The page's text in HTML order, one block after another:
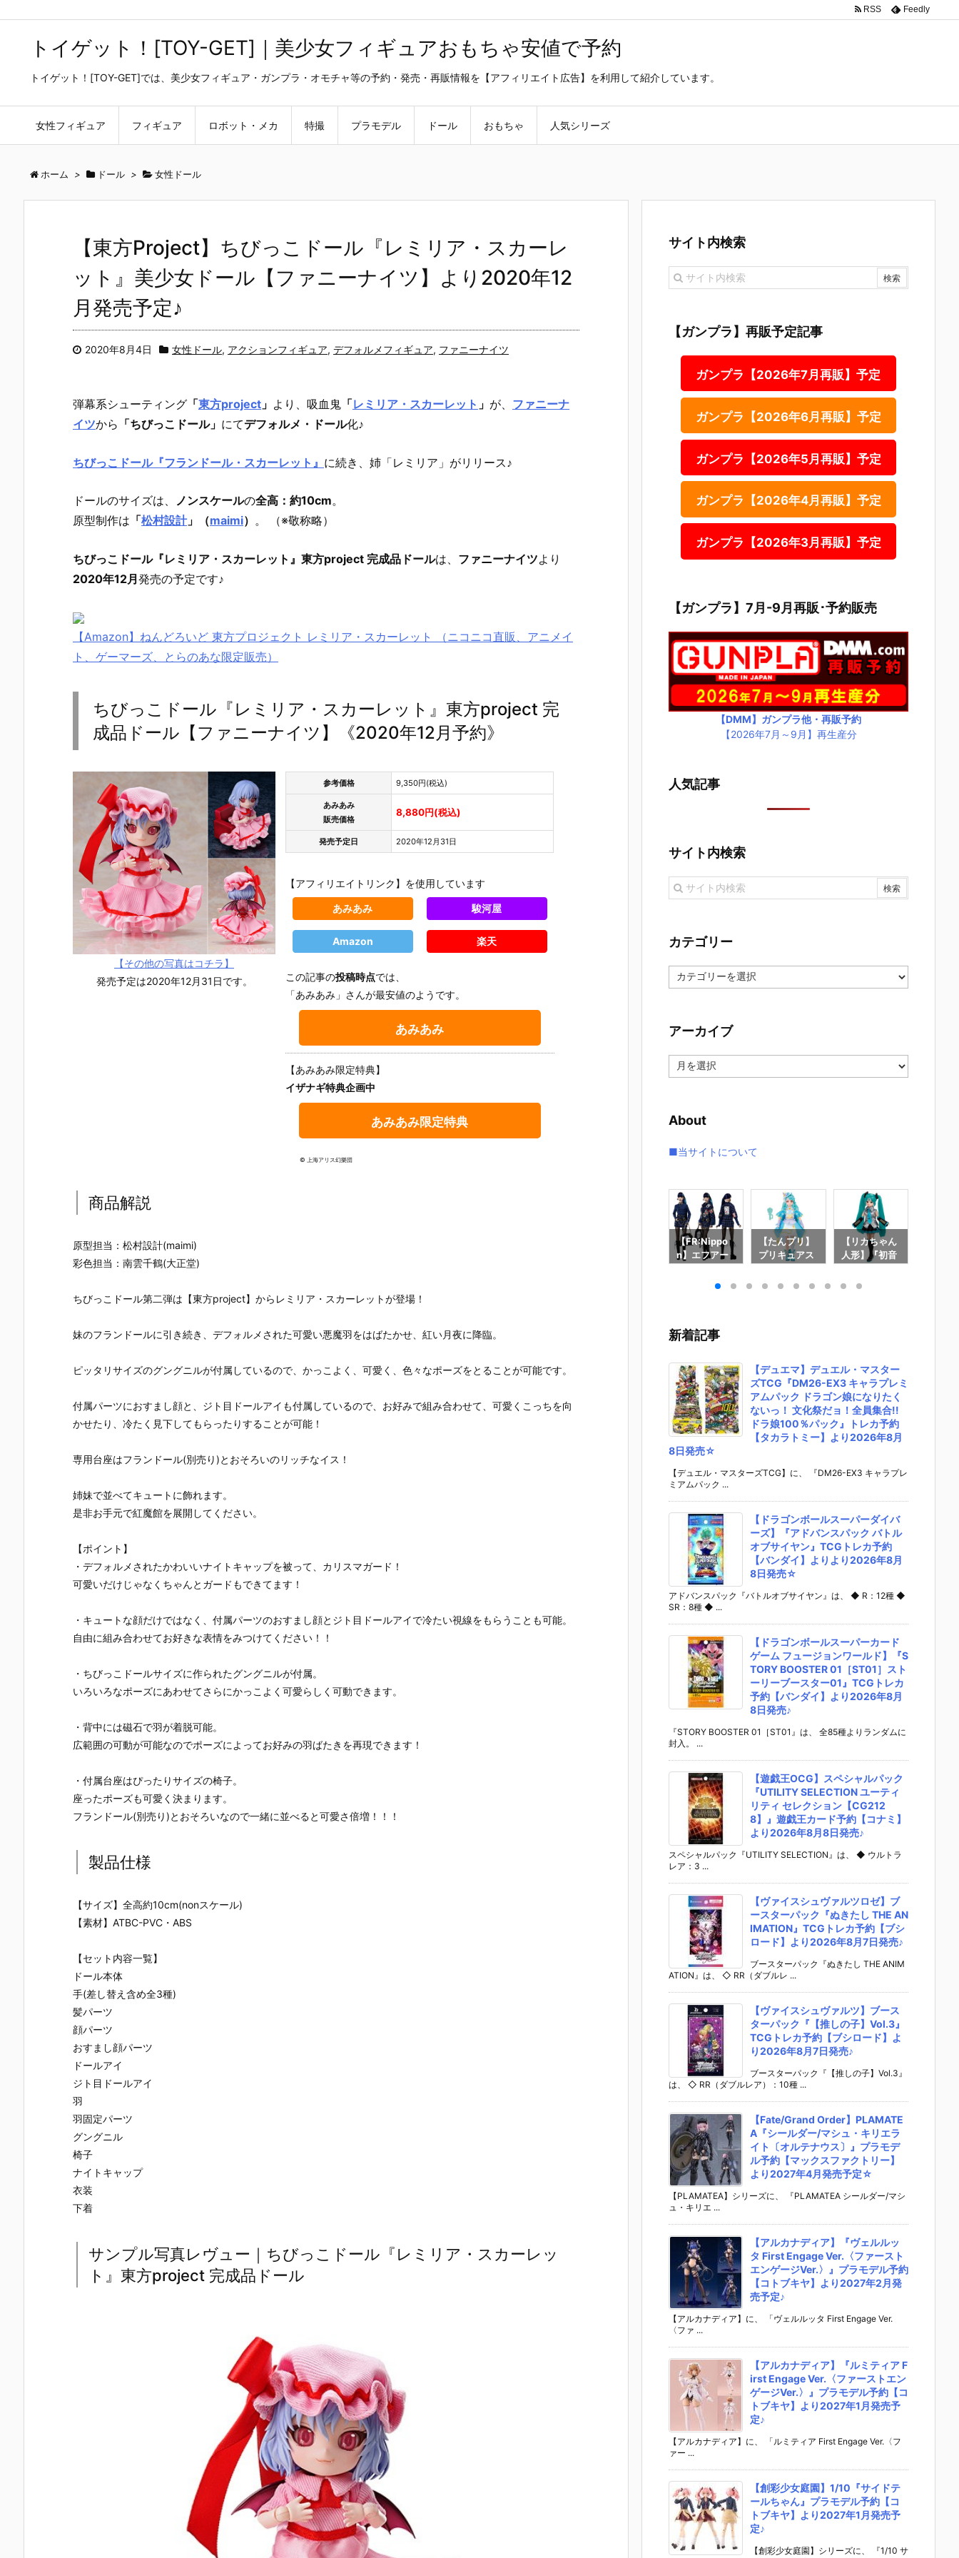
トイゲット！[TOY-GET]｜美少女フィギュアおもちゃ安値で予約
トイゲット！[TOY-GET]では、美少女フィギュア・ガンプラ・オモチャ等の予約・発売・再販情報を【アフィリエイト広告】を利用して紹介しています。
女性フィギュア フィギュア ロボット・メカ 特撮 プラモデル ドール おもちゃ 人気シリーズ
RSS Feedly
ホーム > ドール > 女性ドール
【東方Project】ちびっこドール『レミリア・スカーレ
ット』美少女ドール【ファニーナイツ】より2020年12
月発売予定♪
2020年8月4日 女性ドール, アクションフィギュア, デフォルメフィギュア, ファニーナイツ
弾幕系シューティング 「東方project 」 より、 吸血鬼 「レミリア・スカーレット 」 が、 ファニーナ
イツから 「ちびっこドール」 にてデフォルメ・ドール化♪
ちびっこドール『フランドール・スカーレット』 に続き、姉「レミリア」がリリース♪
ドールのサイズは、 ノンスケールの全高：約10cm。
原型制作は 「松村設計」（maimi） 。 （※敬称略）
ちびっこドール『レミリア・スカーレット』東方project 完成品ドールは、 ファニーナイツより
2020年12月発売の予定です♪
【Amazon】ねんどろいど 東方プロジェクト レミリア・スカーレット （ニコニコ直販、アニメイ
ト、ゲーマーズ、とらのあな限定販売）
ちびっこドール『レミリア・スカーレット』東方project 完
成品ドール【ファニーナイツ】《2020年12月予約》
【その他の写真はコチラ】
発売予定は2020年12月31日です。
参考価格 9,350円(税込)
あみあみ
販売価格
8,880円(税込)
発売予定日 2020年12月31日
【アフィリエイトリンク】を使用しています
あみあみ 駿河屋
Amazon 楽天
この記事の投稿時点では、
「あみあみ」さんが最安値のようです。
あみあみ
【あみあみ限定特典】
イザナギ特典企画中
あみあみ限定特典
© 上海アリス幻樂団
商品解説
原型担当：松村設計(maimi)
彩色担当：南雲千鶴(大正堂)
ちびっこドール第二弾は【東方project】からレミリア・スカーレットが登場！
妹のフランドールに引き続き、デフォルメされた可愛い悪魔羽をはばたかせ、紅い月夜に降臨。
ピッタリサイズのグングニルが付属しているので、かっこよく、可愛く、色々なポーズをとることが可能です。
付属パーツにおすまし顔と、ジト目ドールアイも付属しているので、お好みで組み合わせて、可愛くこっちを向
かせたり、冷たく見下してもらったりすることが可能！
専用台座はフランドール(別売り)とおそろいのリッチなイス！
姉妹で並べてキュートに飾れます。
是非お手元で紅魔館を展開してください。
【ポイント】
・デフォルメされたかわいいナイトキャップを被って、カリスマガード！
可愛いだけじゃなくちゃんとガードもできてます！
・キュートな顔だけではなく、付属パーツのおすまし顔とジト目ドールアイで冷たい視線をもらうことも可能。
自由に組み合わせてお好きな表情をみつけてください！！
・ちびっこドールサイズに作られたグングニルが付属。
いろいろなポーズにあわせてさらにかっこよく可愛らしく可動できます。
・背中には磁石で羽が着脱可能。
広範囲の可動が可能なのでポーズによってお好みの羽ばたきを再現できます！
・付属台座はぴったりサイズの椅子。
座ったポーズも可愛く決まります。
フランドール(別売り)とおそろいなので一緒に並べると可愛さ倍増！！！
製品仕様
【サイズ】全高約10cm(nonスケール)
【素材】ATBC-PVC・ABS
【セット内容一覧】
ドール本体
手(差し替え含め全3種)
髪パーツ
顔パーツ
おすまし顔パーツ
ドールアイ
ジト目ドールアイ
羽
羽固定パーツ
グングニル
椅子
ナイトキャップ
衣装
下着
サンプル写真レヴュー｜ちびっこドール『レミリア・スカーレッ
ト』東方project 完成品ドール
サイト内検索
【ガンプラ】再販予定記事
ガンプラ【2026年7月再販】予定
ガンプラ【2026年6月再販】予定
ガンプラ【2026年5月再販】予定
ガンプラ【2026年4月再販】予定
ガンプラ【2026年3月再販】予定
【ガンプラ】7月-9月再販･予約販売
【DMM】ガンプラ他・再販予約
【2026年7月～9月】再生産分
人気記事
サイト内検索
カテゴリー
カ
テ
ー
アーカイブ
ー
ブ
About
■当サイトについて
ミク リカちゃ
約【タカラト
【リカちゃん
カちゃん『初
ション』ドー
り2026年8月
【ハピネスク
『乙女の祈り
6 ドール予約
19日発売予定
elcome to S
～』シュガー
【アゾン】よ
22日発売予定
☆
うる）～Po
nous*Street
【アゾン】よ
り2027年1月
♪
ルマスター 1/
【アゾン】よ
り2026年12
定♪
ン】より202
6年12月22日
【FR:Nippo
n】エフアー
ollection Mis
ワイズ』ドー
ン】より202
6年6月18日
発売♪
【たんプリ】
プリキュアス
アエクレー
5日発売♪
【リカちゃん
人形】『初音
ん』ドール予
新着記事
【デュエマ】デュエル・マスター
ズTCG『DM26-EX3 キャラプレミ
アムパック ドラゴン娘になりたく
ないっ！ 文化祭だョ！全員集合!!
ドラ娘100％パック』トレカ予約
【タカラトミー】より2026年8月
8日発売☆
【デュエル・マスターズTCG】に、 『DM26-EX3 キャラプレ
ミアムパック ...
【ドラゴンボールスーパーダイバ
ーズ】『アドバンスパック バトル
オブサイヤン』TCGトレカ予約
【バンダイ】よりより2026年8月
8日発売☆
アドバンスパック『バトルオブサイヤン』は、 ◆ R：12種 ◆
SR：8種 ◆ ...
【ドラゴンボールスーパーカード
ゲーム フュージョンワールド】『S
TORY BOOSTER 01［ST01］スト
ーリーブースター01』TCGトレカ
予約【バンダイ】より2026年8月
8日発売♪
『STORY BOOSTER 01［ST01』は、 全85種よりランダムに
封入。 ...
【遊戯王OCG】スペシャルパック
『UTILITY SELECTION ユーティ
リティ セレクション【CG212
8】』遊戯王カード予約【コナミ】
より2026年8月8日発売♪
スペシャルパック『UTILITY SELECTION』は、 ◆ ウルトラ
レア：3 ...
【ヴァイスシュヴァルツロゼ】ブ
ースターパック『ぬきたし THE AN
IMATION』TCGトレカ予約【ブシ
ロード】より2026年8月7日発売♪
ブースターパック『ぬきたし THE ANIM
ATION』は、 ◇ RR（ダブルレ ...
【ヴァイスシュヴァルツ】ブース
ターパック『【推しの子】Vol.3』
TCGトレカ予約【ブシロード】よ
り2026年8月7日発売♪
ブースターパック『【推しの子】Vol.3』
は、 ◇ RR（ダブルレア）：10種 ...
【Fate/Grand Order】PLAMATE
A『シールダー/マシュ・キリエラ
イト〔オルテナウス〕』プラモデ
ル予約【マックスファクトリー】
より2027年4月発売予定☆
【PLAMATEA】シリーズに、 『PLAMATEA シールダー/マシ
ュ・キリエ ...
【アルカナディア】『ヴェルルッ
タ First Engage Ver.〈ファースト
エンゲージVer.〉』プラモデル予約
【コトブキヤ】より2027年2月発
売予定♪
【アルカナディア】に、 「ヴェルルッタ First Engage Ver.
〈ファ ...
【アルカナディア】『ルミティア F
irst Engage Ver.〈ファーストエン
ゲージVer.〉』プラモデル予約【コ
トブキヤ】より2027年1月発売予
定♪
【アルカナディア】に、 「ルミティア First Engage Ver.〈フ
ァー ...
【創彩少女庭園】1/10『サイドテ
ールちゃん』プラモデル予約【コ
トブキヤ】より2027年1月発売予
定♪
【創彩少女庭園】シリーズに、 『1/10 サ